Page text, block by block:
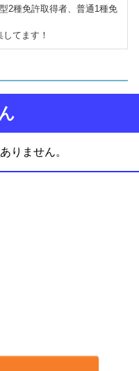
2種免許取得者、普通1種免
てます！